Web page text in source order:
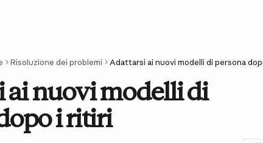
Risoluzione dei problemi Adattarsi ai nuovi modelli di persona
ai nuovi modelli di
i ritiri